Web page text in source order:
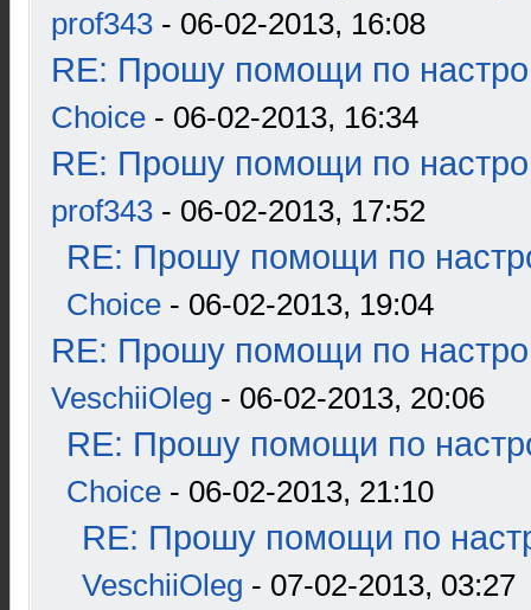
prof343 - 06-02-2013, 16:08
RE: Прошу помощи по
Choice - 06-02-2013, 16:34
RE: Прошу помощи по
prof343 - 06-02-2013, 17:52
RE: Прошу помощи по
Choice - 06-02-2013, 19:04
RE: Прошу помощи по
VeschiiOleg - 06-02-2013, 20:06
RE: Прошу помощи по
Choice - 06-02-2013, 21:10
RE: Прошу помощи по
VeschiiOleg - 07-02-2013, 03:27